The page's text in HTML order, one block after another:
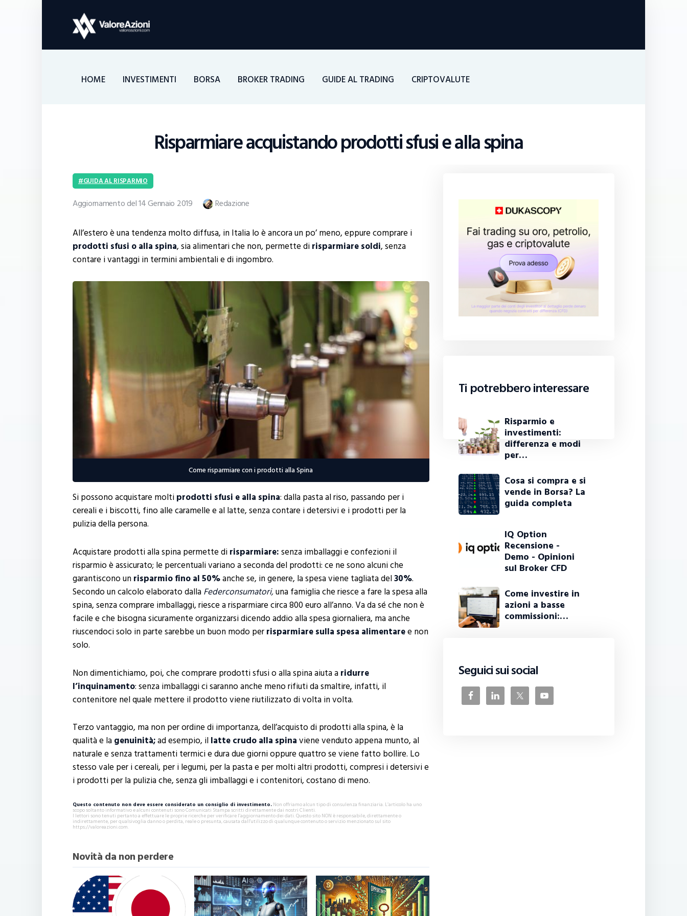
HOME INVESTIMENTI BORSA BROKER TRADING GUIDE AL TRADING CRIPTOVALUTE
Risparmiare acquistando prodotti sfusi e alla spina
Investimenti
Borsa
Guide Al Trading
Criptovalute
GUIDA AL RISPARMIO
Aggiornamento del 14 Gennaio 2019 Redazione
All’estero è una tendenza molto diffusa, in Italia lo è ancora un po’ meno, eppure comprare i
prodotti sfusi o alla spina, sia alimentari che non, permette dirisparmiare soldi, senza
contare i vantaggi in termini ambientali e di ingombro.
Come risparmiare con i prodotti alla Spina
Si possono acquistare moltiprodotti sfusi e alla spina: dalla pasta al riso, passando per i
cereali e i biscotti, fino alle caramelle e al latte, senza contare i detersivi e i prodotti per la
pulizia della persona.
Acquistare prodotti alla spina permette dirisparmiare:senza imballaggi e confezioni il
risparmio è assicurato; le percentuali variano a seconda del prodotti: ce ne sono alcuni che
garantiscono unrisparmio fino al 50%anche se, in genere, la spesa viene tagliata del30%.
Secondo un calcolo elaborato dallaFederconsumatori,una famiglia che riesce a fare la spesa alla
spina, senza comprare imballaggi, riesce a risparmiare circa 800 euro all’anno. Va da sé che non è
facile e che bisogna sicuramente organizzarsi dicendo addio alla spesa giornaliera, ma anche
riuscendoci solo in parte sarebbe un buon modo perrisparmiare sulla spesa alimentaree non
solo.
Non dimentichiamo, poi, che comprare prodotti sfusi o alla spina aiuta aridurre
l’inquinamento: senza imballaggi ci saranno anche meno rifiuti da smaltire, infatti, il
contenitore nel quale mettere il prodotto viene riutilizzato di volta in volta.
Terzo vantaggio, ma non per ordine di importanza, dell’acquisto di prodotti alla spina, è la
qualità e lagenuinità;ad esempio, illatte crudo alla spinaviene venduto appena munto, al
naturale e senza trattamenti termici e dura due giorni oppure quattro se viene fatto bollire. Lo
stesso vale per i cereali, per i legumi, per la pasta e per molti altri prodotti, compresi i detersivi e
i prodotti per la pulizia che, senza gli imballaggi e i contenitori, costano di meno.
Questo contenuto non deve essere considerato un consiglio di investimento.Non offriamo alcun tipo di consulenza finanziaria. L’articolo ha uno
scopo soltanto informativo e alcuni contenuti sono Comunicati Stampa scritti direttamente dai nostri Clienti.
I lettori sono tenuti pertanto a effettuare le proprie ricerche per verificare l’aggiornamento dei dati. Questo sito NON è responsabile, direttamente o
indirettamente, per qualsivoglia danno o perdita, reale o presunta, causata dall'utilizzo di qualunque contenuto o servizio menzionato sul sito
https://valoreazioni.com.
Novità da non perdere
Ti potrebbero interessare
Risparmio e
investimenti:
differenza e modi
per…
Cosa si compra e si
vende in Borsa? La
guida completa
IQ Option
Recensione -
Demo - Opinioni
sul Broker CFD
Come investire in
azioni a basse
commissioni:…
Seguici sui social